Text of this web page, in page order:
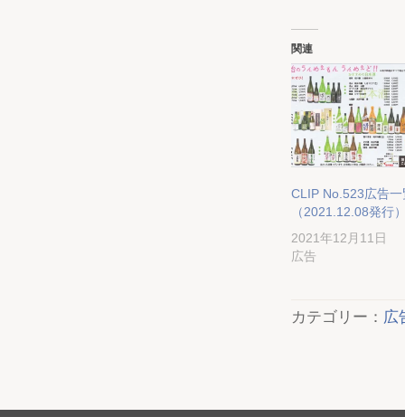
関連
CLIP No.523広告一
（2021.12.08発行
2021年12月11日
広告
カテゴリー： 広